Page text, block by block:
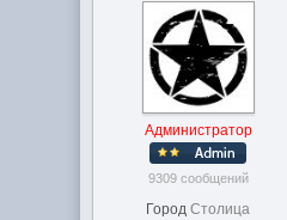
Администратор
9309 сообщений
Город Столица